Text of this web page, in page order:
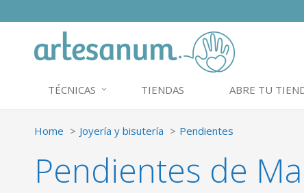
TÉCNICAS TIENDAS ABRE TU
Home Joyería y bisutería Pendientes
Pendientes de